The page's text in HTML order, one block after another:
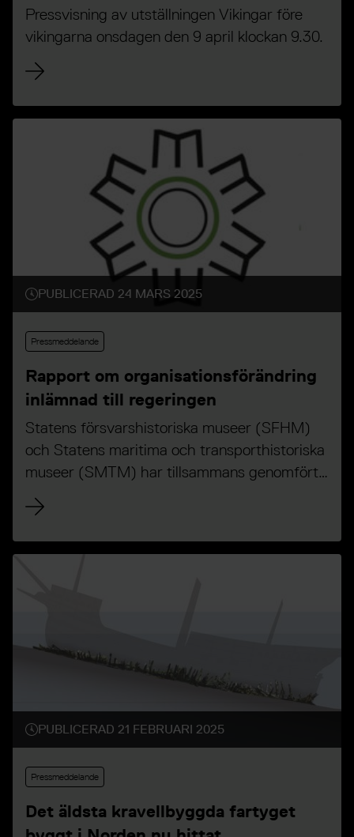
Pressvisning av utställningen Vikingar före
vikingarna onsdagen den 9 april klockan 9.30.
PUBLICERAD 24 MARS 2025
Pressmeddelande
Rapport om organisationsförändring
inlämnad till regeringen
Statens försvarshistoriska museer (SFHM)
och Statens maritima och transporthistoriska
museer (SMTM) har tillsammans genomfört
uppdraget från regeringen om att lämna
förslag på hur SFHM:s uppgifter kan
överföras till och inordnas i SMTM.
Myndigheterna har överlämnat en gemensam
PUBLICERAD 21 FEBRUARI 2025
Pressmeddelande
Det äldsta kravellbyggda fartyget